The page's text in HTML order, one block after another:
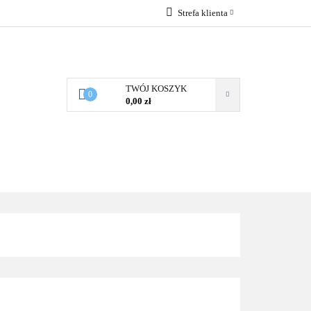
Strefa klienta
Dodaj zgłoszenie
0
TWÓJ KOSZYK
0,00 zł